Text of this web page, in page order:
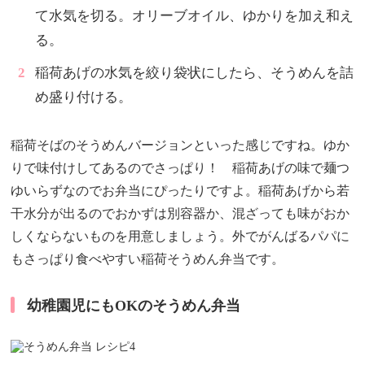
て水気を切る。オリーブオイル、ゆかりを加え和え
る。
稲荷あげの水気を絞り袋状にしたら、そうめんを詰
め盛り付ける。
稲荷そばのそうめんバージョンといった感じですね。ゆか
りで味付けしてあるのでさっぱり！ 稲荷あげの味で麺つ
ゆいらずなのでお弁当にぴったりですよ。稲荷あげから若
干水分が出るのでおかずは別容器か、混ざっても味がおか
しくならないものを用意しましょう。外でがんばるパパに
もさっぱり食べやすい稲荷そうめん弁当です。
幼稚園児にもOKのそうめん弁当